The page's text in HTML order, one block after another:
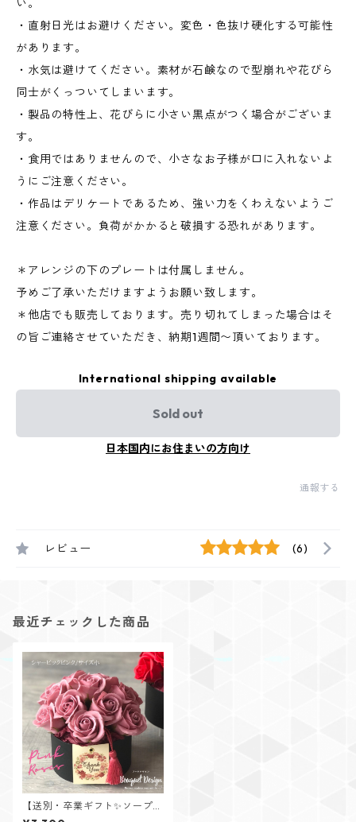
い。
・直射日光はお避けください。変色・色抜け硬化する可能性
があります。
・水気は避けてください。素材が石鹸なので型崩れや花びら
同士がくっついてしまいます。
・製品の特性上、花びらに小さい黒点がつく場合がございま
す。
・食用ではありませんので、小さなお子様が口に入れないよ
うにご注意ください。
・作品はデリケートであるため、強い力をくわえないようご
注意ください。負荷がかかると破損する恐れがあります。
＊アレンジの下のプレートは付属しません。
予めご了承いただけますようお願い致します。
＊他店でも販売しております。売り切れてしまった場合はそ
の旨ご連絡させていただき、納期1週間〜頂いております。
International shipping available
Sold out
日本国内にお住まいの方向け
通報する
レビュー (6)
最近チェックした商品
【送別・卒業ギフト✨ソープフ
ラワーアレンジ】シャービッ